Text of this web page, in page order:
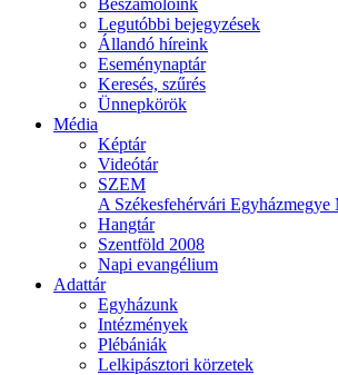
Beszámolóink
Legutóbbi bejegyzések
Állandó híreink
Eseménynaptár
Keresés, szűrés
Ünnepkörök
Média
Képtár
Videótár
SZEM
A Székesfehérvári Egyházmegye
Hangtár
Szentföld 2008
Napi evangélium
Adattár
Egyházunk
Intézmények
Plébániák
Lelkipásztori körzetek